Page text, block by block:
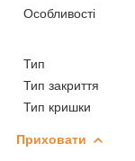
Особливості
Тип
Тип закриття
Тип кришки
Приховати